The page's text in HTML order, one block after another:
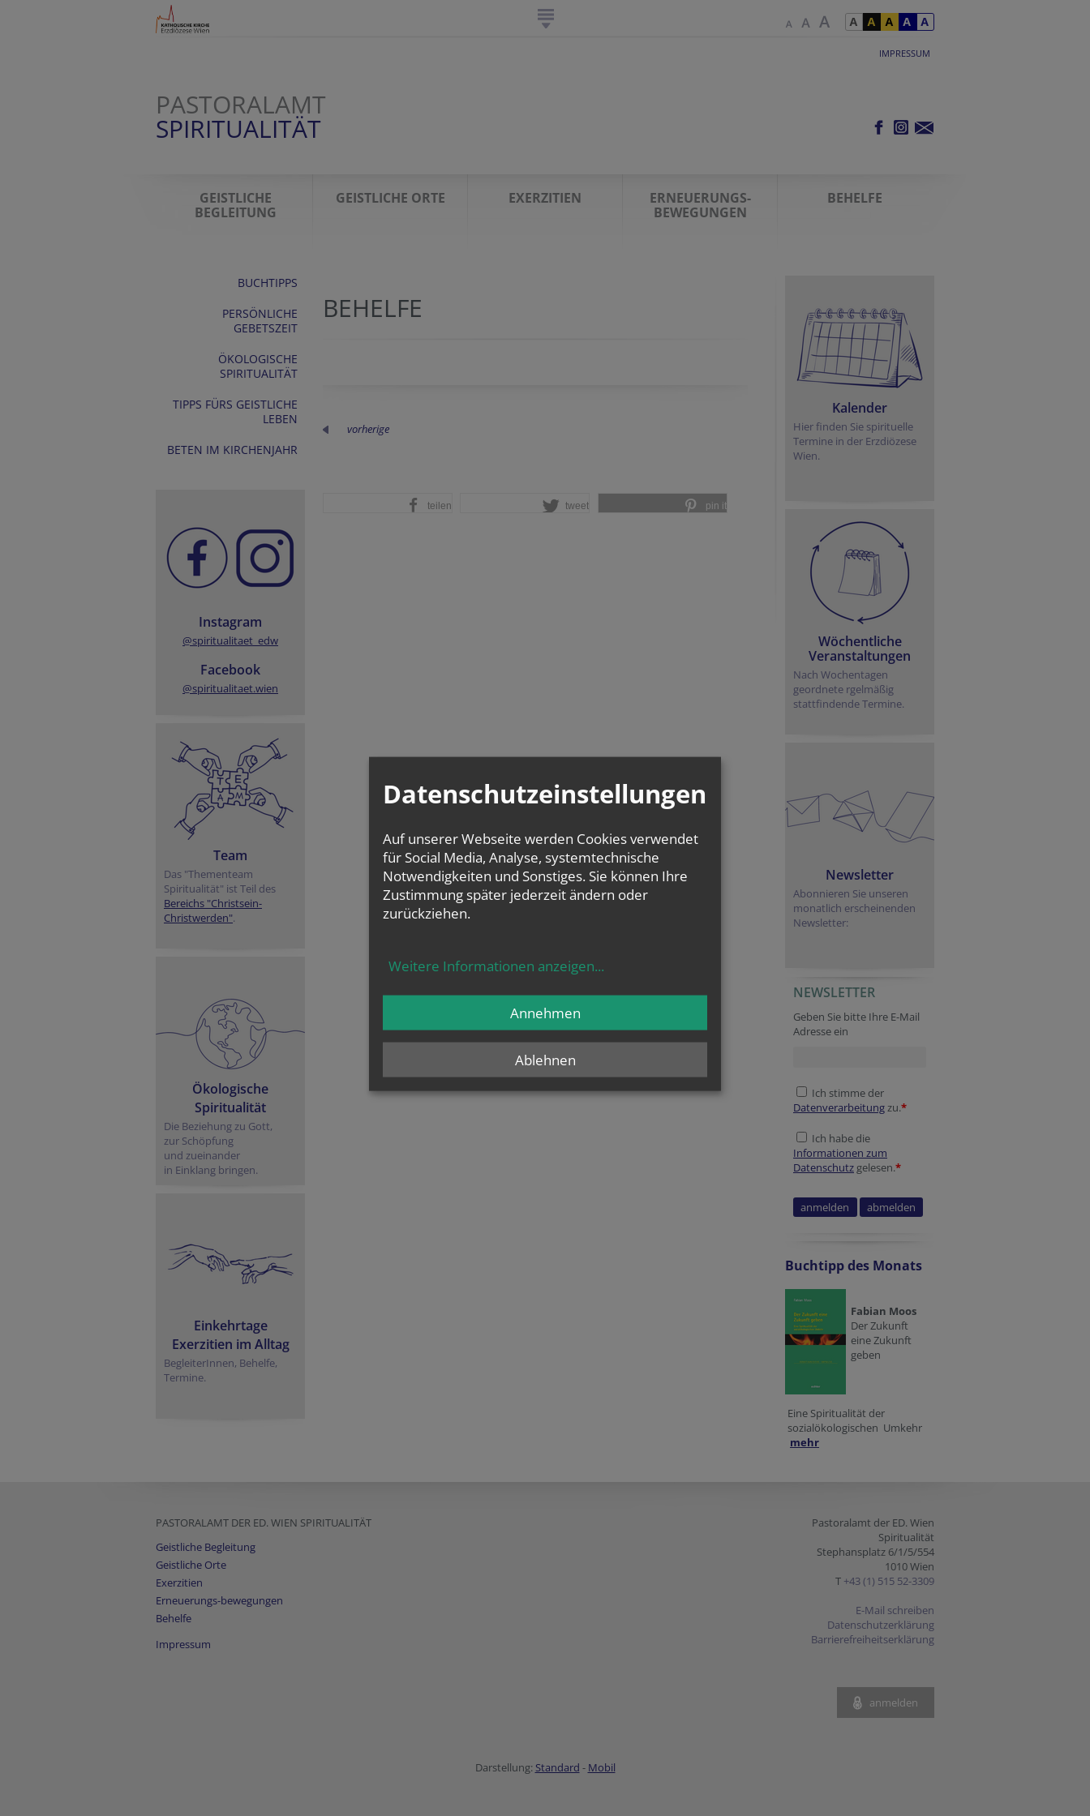
IMPRESSUM
PASTORALAMT
SPIRITUALITÄT
GEISTLICHE
BEGLEITUNG
GEISTLICHE ORTE EXERZITIEN
ERNEUERUNGS-
BEWEGUNGEN
BEHELFE
BUCHTIPPS
PERSÖNLICHE
GEBETSZEIT
ÖKOLOGISCHE
SPIRITUALITÄT
TIPPS FÜRS GEISTLICHE
LEBEN
BETEN IM KIRCHENJAHR
Instagram
@spiritualitaet_edw
Facebook
@spiritualitaet.wien
Team
Das "Thementeam
Spiritualität" ist Teil des
Bereichs "Christsein-
Christwerden".
Ökologische
Spiritualität
Die Beziehung zu Gott,
zur Schöpfung
und zueinander
in Einklang bringen.
Einkehrtage
Exerzitien im Alltag
BegleiterInnen, Behelfe,
Termine.
BEHELFE
vorherige
teilen tweet pin it
Kalender
Hier finden Sie spirituelle
Termine in der Erzdiözese
Wien.
Wöchentliche
Veranstaltungen
Nach Wochentagen
geordnete rgelmäßig
stattfindende Termine.
Newsletter
Abonnieren Sie unseren
monatlich erscheinenden
Newsletter:
Company website
Tracking ID
Session ID
Secondary phone
NEWSLETTER
Geben Sie bitte Ihre E-Mail
Adresse ein
Ich stimme der
Datenverarbeitungzu.*
Ich habe die
Informationen zum
Datenschutz gelesen.*
Buchtipp des Monats
Fabian Moos
Der Zukunft
eine Zukunft
geben
Eine Spiritualität der
sozialökologischen Umkehr
mehr
PASTORALAMT DER ED. WIEN SPIRITUALITÄT
Geistliche Begleitung
Geistliche Orte
Exerzitien
Erneuerungs-bewegungen
Behelfe
Impressum
Pastoralamt der ED. Wien
Spiritualität
Stephansplatz 6/1/5/554
1010 Wien
T +43 (1) 515 52-3309
E-Mail schreiben
Datenschutzerklärung
Barrierefreiheitserklärung
anmelden
Darstellung: Standard - Mobil
Datenschutzeinstellungen
Auf unserer Webseite werden Cookies verwendet
für Social Media, Analyse, systemtechnische
Notwendigkeiten und Sonstiges. Sie können Ihre
Zustimmung später jederzeit ändern oder
zurückziehen.
Weitere Informationen anzeigen...
Ablehnen
Annehmen